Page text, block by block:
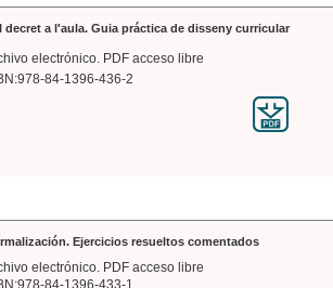
decret a l'aula. Guia práctica de disseny curricular
electrónico. PDF acceso libre
84-1396-436-2
Ejercicios resueltos comentados
electrónico. PDF acceso libre
84-1396-433-1